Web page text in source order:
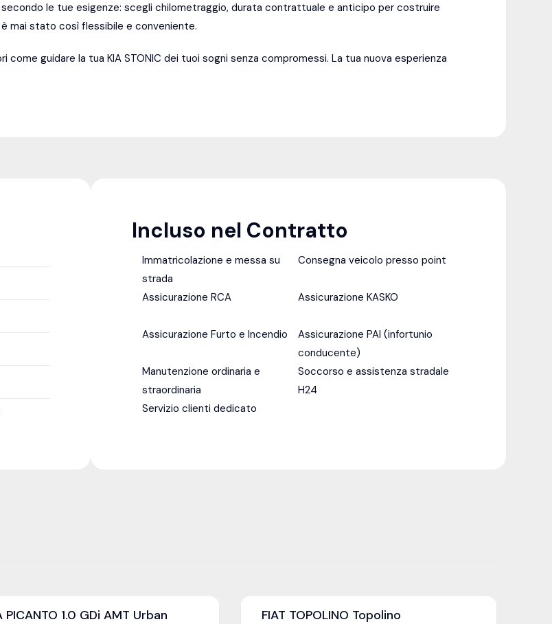
secondo le tue esigenze: scegli chilometraggio, durata contrattuale e anticipo per costruire
è mai stato così flessibile e conveniente.
guidare la tua KIA STONIC dei tuoi sogni senza compromessi. La tua nuova esperienza
Incluso nel Contratto
Immatricolazione e messa su
strada
Consegna veicolo presso point
Assicurazione RCA Assicurazione KASKO
Assicurazione Furto e Incendio
Assicurazione PAI (infortunio
conducente)
Manutenzione ordinaria e
straordinaria
Soccorso e assistenza stradale
H24
Servizio clienti dedicato
PICANTO 1.0 GDi AMT Urban FIAT TOPOLINO Topolino